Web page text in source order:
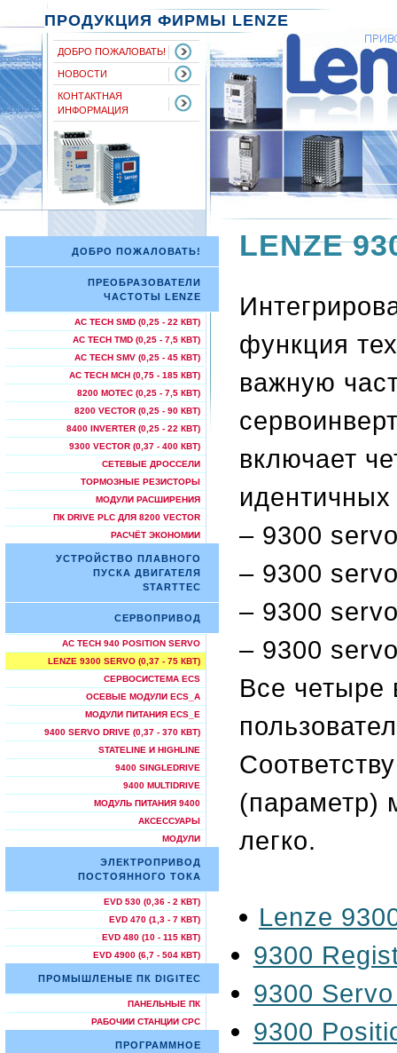
ПРОДУКЦИЯ ФИРМЫ LENZE
ДОБРО ПОЖАЛОВАТЬ!
НОВОСТИ
КОНТАКТНАЯ
ИНФОРМАЦИЯ
ДОБРО ПОЖАЛОВАТЬ!
ПРЕОБРАЗОВАТЕЛИ
ЧАСТОТЫ LENZE
AC TECH SMD (0,25 - 22 КВТ)
AC TECH TMD (0,25 - 7,5 КВТ)
AC TECH SMV (0,25 - 45 КВТ)
AC TECH МСН (0,75 - 185 КВТ)
8200 MOTEC (0,25 - 7,5 КВТ)
8200 VECTOR (0,25 - 90 КВТ)
8400 INVERTER (0,25 - 22 КВТ)
9300 VECTOR (0,37 - 400 КВТ)
СЕТЕВЫЕ ДРОССЕЛИ
ТОРМОЗНЫЕ РЕЗИСТОРЫ
МОДУЛИ РАСШИРЕНИЯ
ПК DRIVE PLC ДЛЯ 8200 VECTOR
РАСЧЁТ ЭКОНОМИИ
УСТРОЙСТВО ПЛАВНОГО
ПУСКА ДВИГАТЕЛЯ
STARTTEC
СЕРВОПРИВОД
AC TECH 940 POSITION SERVO
LENZE 9300 SERVO (0,37 - 75 КВТ)
СЕРВОСИСТЕМА ECS
ОСЕВЫЕ МОДУЛИ ECS_A
МОДУЛИ ПИТАНИЯ ECS_E
9400 SERVO DRIVE (0,37 - 370 КВТ)
STATELINE И HIGHLINE
9400 SINGLEDRIVE
9400 MULTIDRIVE
МОДУЛЬ ПИТАНИЯ 9400
АКСЕССУАРЫ
МОДУЛИ
ЭЛЕКТРОПРИВОД
ПОСТОЯННОГО ТОКА
EVD 530 (0,36 - 2 КВТ)
EVD 470 (1,3 - 7 КВТ)
EVD 480 (10 - 115 КВТ)
EVD 4900 (6,7 - 504 КВТ)
ПРОМЫШЛЕНЫЕ ПК DIGITEC
ПАНЕЛЬНЫЕ ПК
РАБОЧИИ СТАНЦИИ СРС
ПРОГРАММНОЕ
LENZE
функция
важную
включает
– 9300
– 9300
– 9300
– 9300
Все четыре
(параметр)
легко.
Lenze
9300
9300
9300